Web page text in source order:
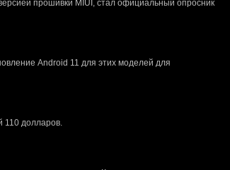
прошивки MIUI, стал официальный опросник
Android 11 для этих моделей для
110 долларов.